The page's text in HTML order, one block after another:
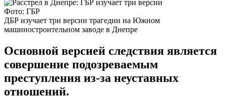
Фото: ГБР
ДБР изучает три версии трагедии на Южном
машиностроительном заводе в Днепре
Основной версией следствия является
совершение подозреваемым
преступления из-за неуставных
отношений.